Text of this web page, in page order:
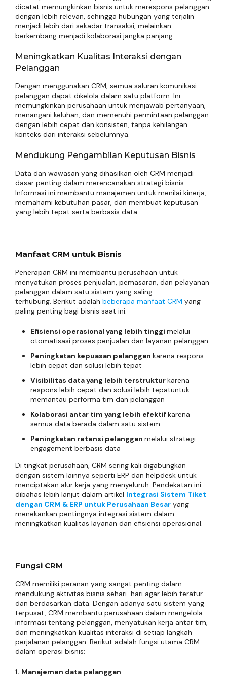
dicatat memungkinkan bisnis untuk merespons pelanggan
dengan lebih relevan, sehingga hubungan yang terjalin
menjadi lebih dari sekadar transaksi, melainkan
berkembang menjadi kolaborasi jangka panjang.
Meningkatkan Kualitas Interaksi dengan
Pelanggan
Dengan menggunakan CRM, semua saluran komunikasi
pelanggan dapat dikelola dalam satu platform. Ini
memungkinkan perusahaan untuk menjawab pertanyaan,
menangani keluhan, dan memenuhi permintaan pelanggan
dengan lebih cepat dan konsisten, tanpa kehilangan
konteks dari interaksi sebelumnya.
Mendukung Pengambilan Keputusan Bisnis
Data dan wawasan yang dihasilkan oleh CRM menjadi
dasar penting dalam merencanakan strategi bisnis.
Informasi ini membantu manajemen untuk menilai kinerja,
memahami kebutuhan pasar, dan membuat keputusan
yang lebih tepat serta berbasis data.
Manfaat CRM untuk Bisnis
Penerapan CRM ini membantu perusahaan untuk
menyatukan proses penjualan, pemasaran, dan pelayanan
pelanggan dalam satu sistem yang saling
terhubung. Berikut adalah beberapa manfaat CRM yang
paling penting bagi bisnis saat ini:
Efisiensi operasional yang lebih tinggi melalui
otomatisasi proses penjualan dan layanan pelanggan
Peningkatan kepuasan pelanggan karena respons
lebih cepat dan solusi lebih tepat
Visibilitas data yang lebih terstrukturkarena
respons lebih cepat dan solusi lebih tepatuntuk
memantau performa tim dan pelanggan
Kolaborasi antar tim yang lebih efektifkarena
semua data berada dalam satu sistem
Peningkatan retensi pelanggan melalui strategi
engagement berbasis data
Di tingkat perusahaan, CRM sering kali digabungkan
dengan sistem lainnya seperti ERP dan helpdesk untuk
menciptakan alur kerja yang menyeluruh. Pendekatan ini
dibahas lebih lanjut dalam artikel Integrasi Sistem Tiket
dengan CRM & ERP untuk Perusahaan Besar yang
menekankan pentingnya integrasi sistem dalam
meningkatkan kualitas layanan dan efisiensi operasional.
Fungsi CRM
CRM memiliki peranan yang sangat penting dalam
mendukung aktivitas bisnis sehari-hari agar lebih teratur
dan berdasarkan data. Dengan adanya satu sistem yang
terpusat, CRM membantu perusahaan dalam mengelola
informasi tentang pelanggan, menyatukan kerja antar tim,
dan meningkatkan kualitas interaksi di setiap langkah
perjalanan pelanggan. Berikut adalah fungsi utama CRM
dalam operasi bisnis:
1. Manajemen data pelanggan